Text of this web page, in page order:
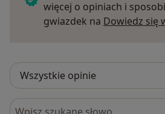
więcej o opiniach i
gwiazdek na Dowiedz się
Szukaj w opiniach